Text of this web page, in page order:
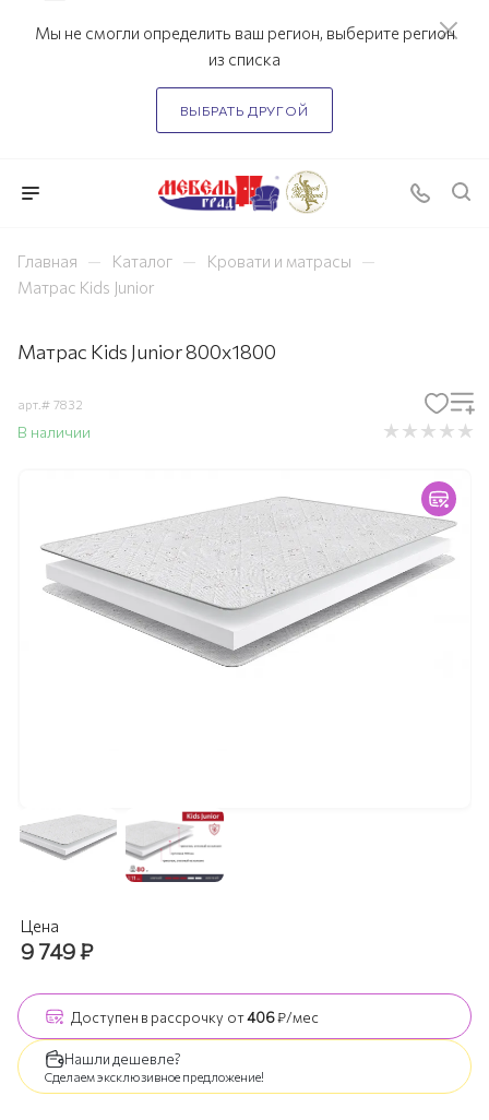
Мы не смогли определить ваш регион, выберите регион
из списка
ВЫБРАТЬ ДРУГОЙ
Главная — Каталог — Кровати и матрасы —
Матрас Kids Junior
Матрас Kids Junior 800х1800
арт.# 7832
В наличии
Цена
9 749₽
Доступен в рассрочку от406₽/мес
Нашли дешевле?
Сделаем эксклюзивное предложение!